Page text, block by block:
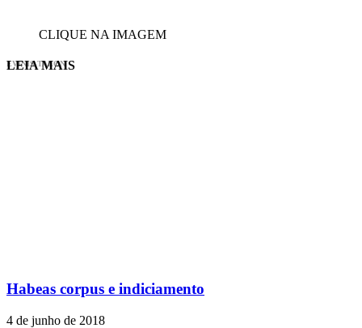
CLIQUE NA IMAGEM
EVINIS TALON
LEIA MAIS
Habeas corpus e indiciamento
4 de junho de 2018